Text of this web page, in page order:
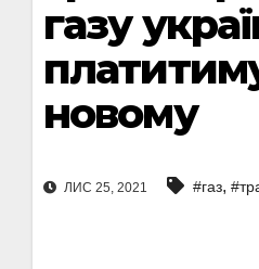
газу
новому
ЛИС 25, 2021 #газ,